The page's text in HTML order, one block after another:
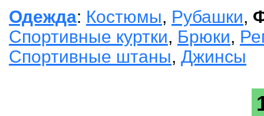
Одежда: Костюмы, Рубашки,
Спортивные куртки, Брюки,
Спортивные штаны, Джинсы